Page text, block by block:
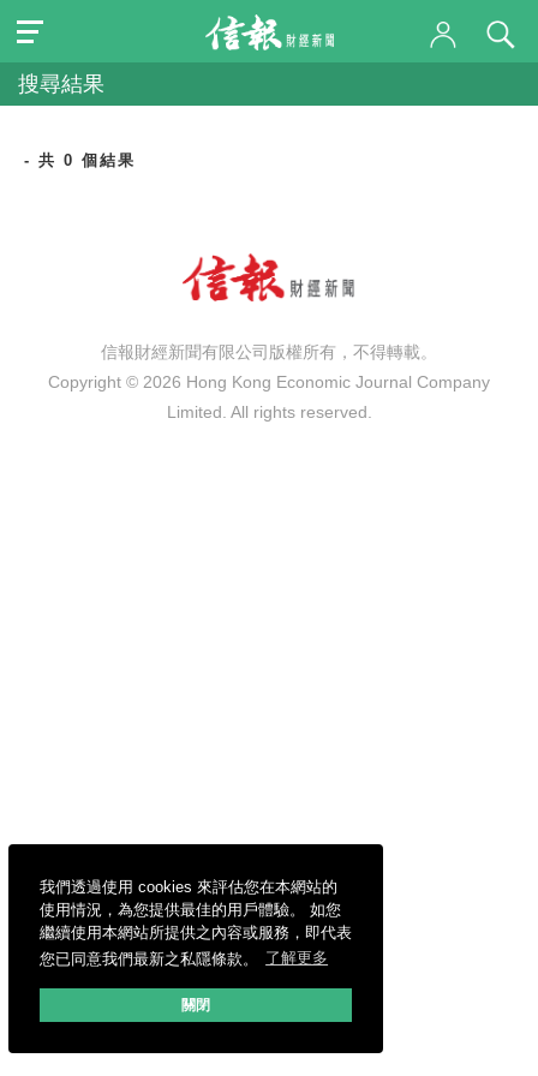
我們透過使用 cookies 來評估您在本網站的
使用情況，為您提供最佳的用戶體驗。 如您
繼續使用本網站所提供之內容或服務，即代表
您已同意我們最新之私隱條款。
了解更多
關閉
搜尋結果
- 共 0 個結果
信報財經新聞有限公司版權所有，不得轉載。
Copyright © 2026 Hong Kong Economic Journal Company
Limited. All rights reserved.